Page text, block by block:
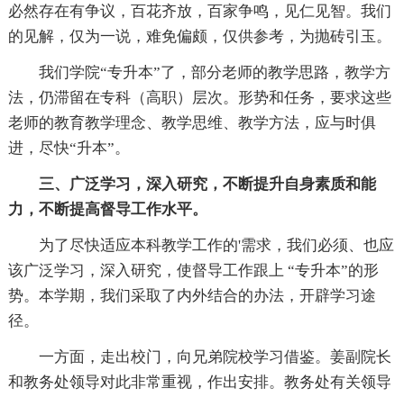
必然存在有争议，百花齐放，百家争鸣，见仁见智。我们
的见解，仅为一说，难免偏颇，仅供参考，为抛砖引玉。
我们学院“专升本”了，部分老师的教学思路，教学方
法，仍滞留在专科（高职）层次。形势和任务，要求这些
老师的教育教学理念、教学思维、教学方法，应与时俱
进，尽快“升本”。
三、广泛学习，深入研究，不断提升自身素质和能
力，不断提高督导工作水平。
为了尽快适应本科教学工作的'需求，我们必须、也应
该广泛学习，深入研究，使督导工作跟上 “专升本”的形
势。本学期，我们采取了内外结合的办法，开辟学习途
径。
一方面，走出校门，向兄弟院校学习借鉴。姜副院长
和教务处领导对此非常重视，作出安排。教务处有关领导